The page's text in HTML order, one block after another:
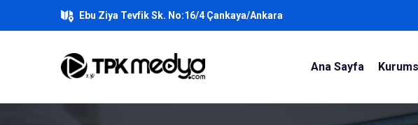
Ebu Ziya Tevfik Sk. No:16/4 Çankaya/Ankara
Ana Sayfa